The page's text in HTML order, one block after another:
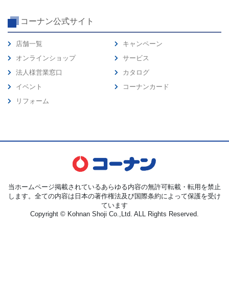
コーナン公式サイト
店舗一覧
オンラインショップ
法人様営業窓口
イベント
リフォーム
キャンペーン
サービス
カタログ
コーナンカード
当ホームページ掲載されているあらゆる内容の無許可転載・転用を禁止
します。全ての内容は日本の著作権法及び国際条約によって保護を受け
ています
Copyright © Kohnan Shoji Co.,Ltd. ALL Rights Reserved.